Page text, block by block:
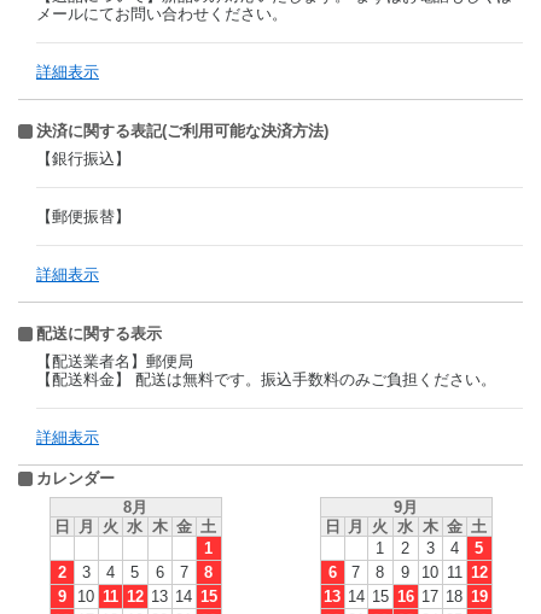
メールにてお問い合わせください。
詳細表示
決済に関する表記(ご利用可能な決済方法)
【銀行振込】
【郵便振替】
詳細表示
配送に関する表示
【配送業者名】郵便局
【配送料金】 配送は無料です。振込手数料のみご負担ください。
詳細表示
カレンダー
8月
日
月 火 水 木 金 土
1
2
3 4 5 6 7
8
9
10 11 12 13 14 15
9月
日
月 火 水 木 金 土
1
2 3 4
5
6
7 8 9 10 11
12
13 14 15 16 17 18 19